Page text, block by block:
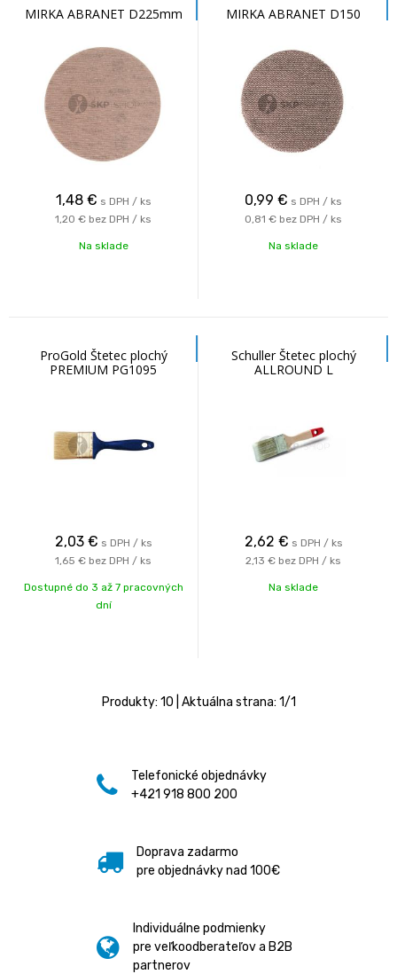
MIRKA ABRANET D225mm
1,48 € s DPH / ks
1,20 € bez DPH / ks
Na sklade
MIRKA ABRANET D150
0,99 € s DPH / ks
0,81 € bez DPH / ks
Na sklade
ProGold Štetec plochý
PREMIUM PG1095
2,03 € s DPH / ks
1,65 € bez DPH / ks
Dostupné do 3 až 7 pracovných
dní
Schuller Štetec plochý
ALLROUND L
2,62 € s DPH / ks
2,13 € bez DPH / ks
Na sklade
Produkty: 10 | Aktuálna strana: 1/1
Telefonické objednávky
+421 918 800 200
Doprava zadarmo
pre objednávky nad 100€
Individuálne podmienky
pre veľkoodberateľov a B2B
partnerov